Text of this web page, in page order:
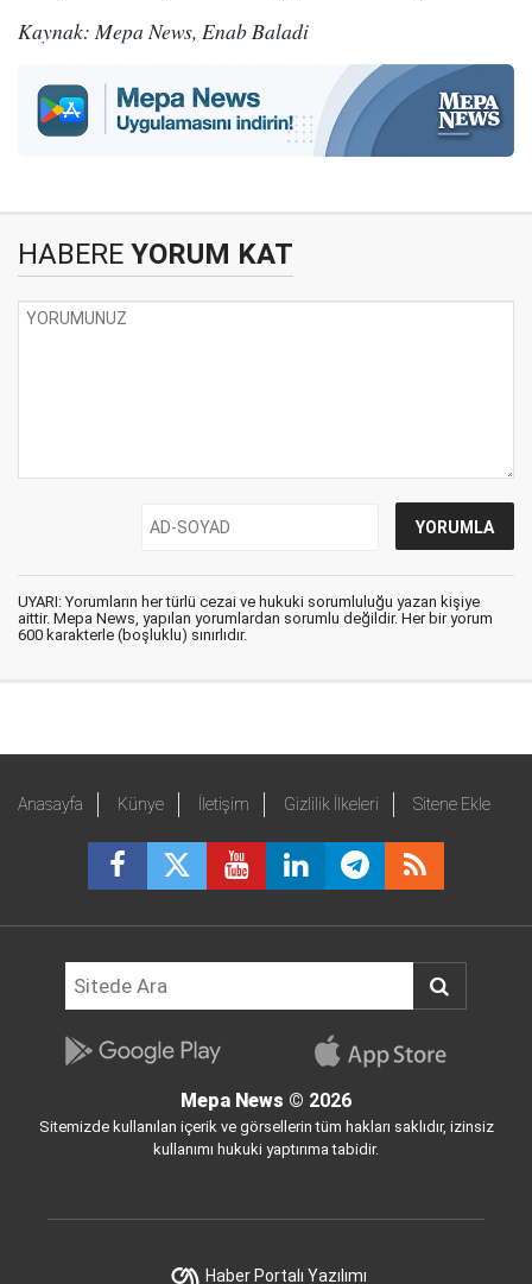
Kaynak: Mepa News, Enab Baladi
HABERE YORUM KAT
UYARI: Yorumların her türlü cezai ve hukuki sorumluluğu yazan kişiye
aittir. Mepa News, yapılan yorumlardan sorumlu değildir. Her bir yorum
600 karakterle (boşluklu) sınırlıdır.
Anasayfa Künye İletişim Gizlilik İlkeleri Sitene Ekle
Mepa News © 2026
Sitemizde kullanılan içerik ve görsellerin tüm hakları saklıdır, izinsiz
kullanımı hukuki yaptırıma tabidir.
Haber Portalı Yazılımı